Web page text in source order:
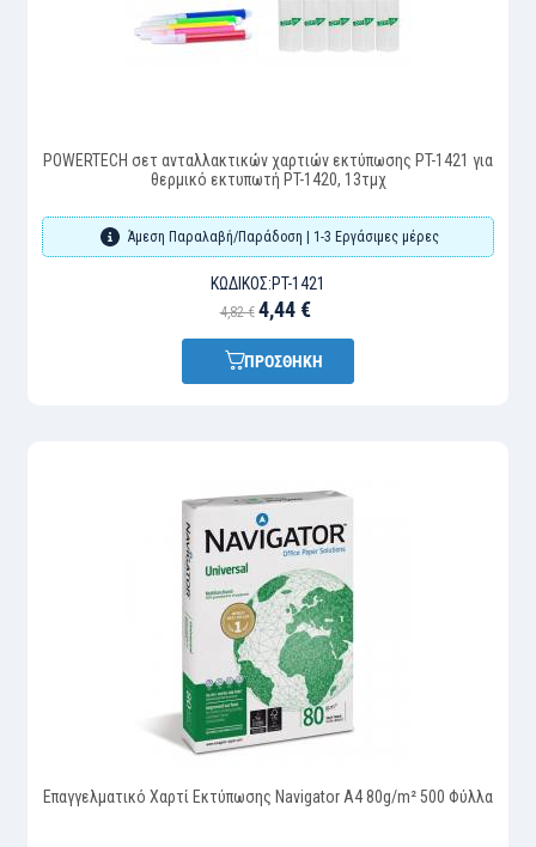
POWERTECH σετ ανταλλακτικών χαρτιών εκτύπωσης PT-1421 για
θερμικό εκτυπωτή PT-1420, 13τμχ
Άμεση Παραλαβή/Παράδοση | 1-3 Εργάσιμες μέρες
ΚΩΔΙΚΌΣ:PT-1421
4,82 € 4,44 €
ΠΡΟΣΘΗΚΗ
Επαγγελματικό Χαρτί Εκτύπωσης Navigator A4 80g/m² 500 Φύλλα